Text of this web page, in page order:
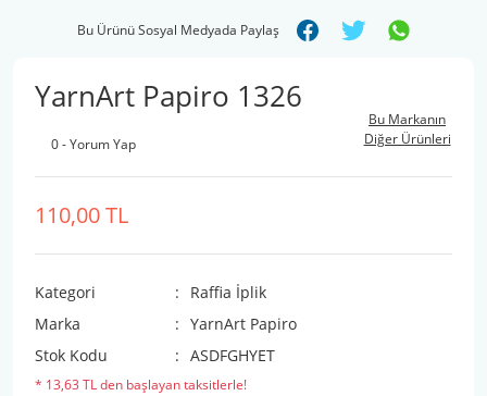
Bu Ürünü Sosyal Medyada Paylaş
YarnArt Papiro 1326
0 - Yorum Yap
Bu Markanın
Diğer Ürünleri
110,00 TL
Kategori
Raffia İplik
Marka
YarnArt Papiro
Stok Kodu
ASDFGHYET
* 13,63 TL den başlayan taksitlerle!